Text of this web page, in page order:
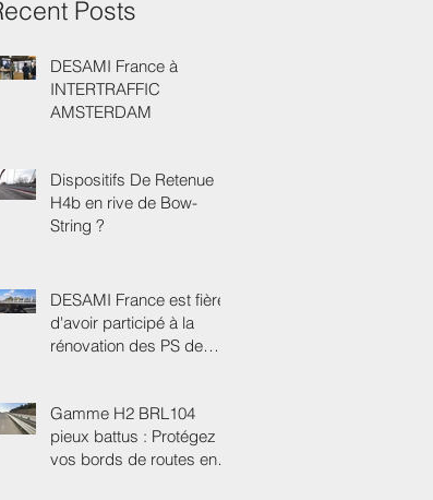
Posts
DESAMI France à
INTERTRAFFIC
AMSTERDAM
Dispositifs De Retenue
H4b en rive de Bow-
String ?
DESAMI France est fière
d'avoir participé à la
rénovation des PS de
Gamme H2 BRL104
pieux battus : Protégez
vos bords de routes en